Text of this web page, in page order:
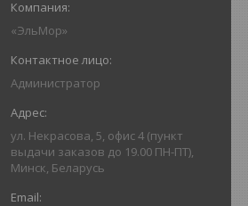
«ЭльМор»
Администратор
ул. Некрасова, 5, офис 4 (пункт
выдачи заказов до 19.00 ПН-ПТ),
Минск, Беларусь